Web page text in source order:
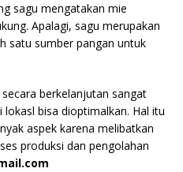
sagu mengatakan mie
Apalagi, sagu merupakan
satu sumber pangan untuk
berkelanjutan sangat
bisa dioptimalkan. Hal itu
aspek karena melibatkan
produksi dan pengolahan